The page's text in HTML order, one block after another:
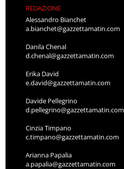
REDAZIONE
Alessandro Bianchet
a.bianchet@gazzettamatin.com
Danila Chenal
d.chenal@gazzettamatin.com
Erika David
e.david@gazzettamatin.com
Davide Pellegrino
d.pellegrino@gazzettamatin.com
Cinzia Timpano
c.timpano@gazzettamatin.com
Arianna Papalia
a.papalia@gazzettamatin.com